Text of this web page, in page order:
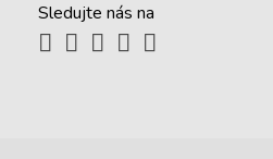
Sledujte nás na